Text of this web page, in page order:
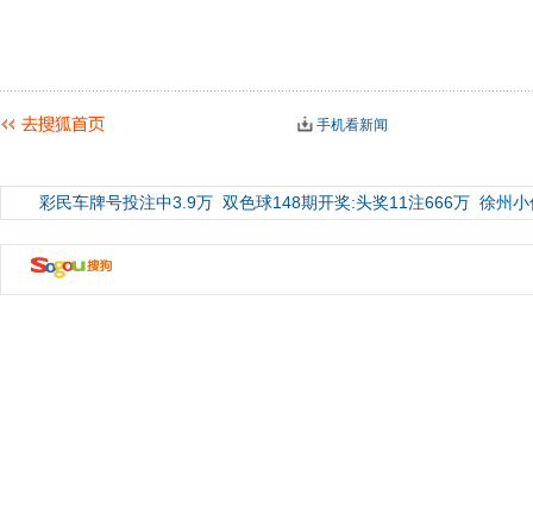
手机看新闻
彩民车牌号投注中3.9万 双色球148期开奖:头奖11注666万 徐州